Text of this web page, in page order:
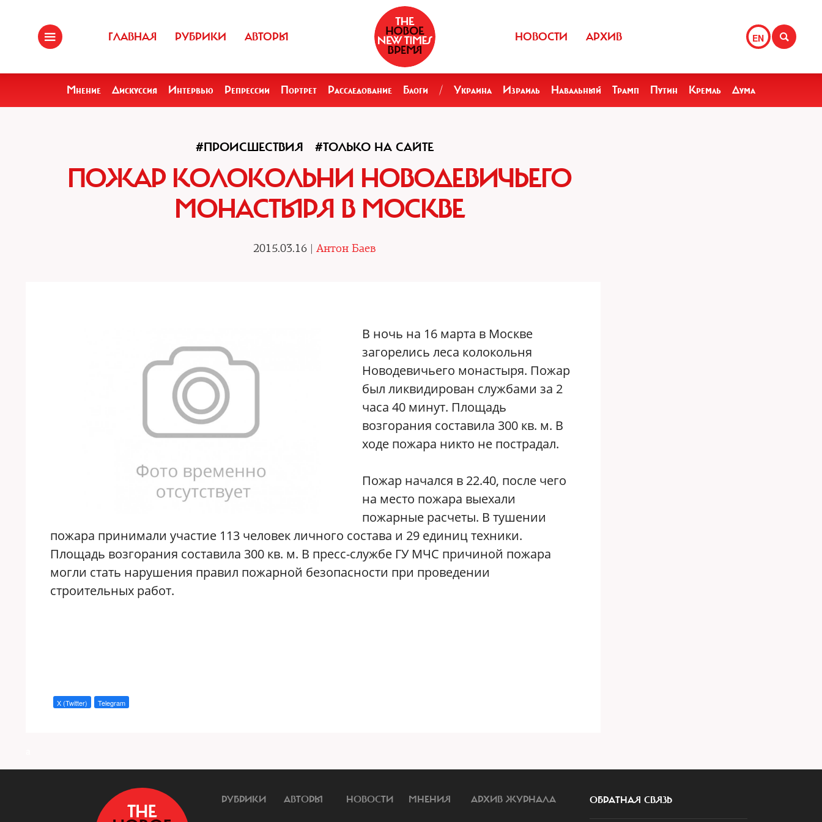
ГЛАВНАЯ РУБРИКИ АВТОРЫ EN
НОВОСТИ АРХИВ
Мнение Дискуссия Интервью Репрессии Портрет Расследование Блоги / Украина Израиль Навальный Трамп Путин Кремль Дума
#ПРОИСШЕСТВИЯ #ТОЛЬКО НА САЙТЕ
ПОЖАР КОЛОКОЛЬНИ НОВОДЕВИЧЬЕГО
МОНАСТЫРЯ В МОСКВЕ
2015.03.16 | Антон Баев
В ночь на 16 марта в Москве
загорелись леса колокольня
Новодевичьего монастыря. Пожар
был ликвидирован службами за 2
часа 40 минут. Площадь
возгорания составила 300 кв. м. В
ходе пожара никто не пострадал.
Пожар начался в 22.40, после чего
на место пожара выехали
пожарные расчеты. В тушении
пожара принимали участие 113 человек личного состава и 29 единиц техники.
Площадь возгорания составила 300 кв. м. В пресс-службе ГУ МЧС причиной пожара
могли стать нарушения правил пожарной безопасности при проведении
строительных работ.
X (Twitter) Telegram
РУБРИКИ АВТОРЫ НОВОСТИ МНЕНИЯ АРХИВ ЖУРНАЛА ОБРАТНАЯ СВЯЗЬ